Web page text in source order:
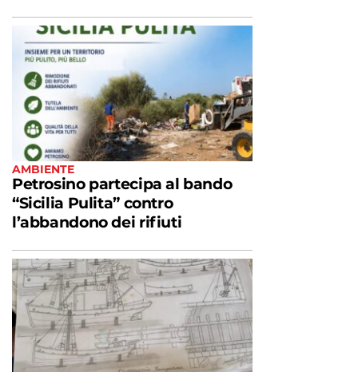
AMBIENTE
Petrosino partecipa al bando
“Sicilia Pulita” contro
l’abbandono dei rifiuti